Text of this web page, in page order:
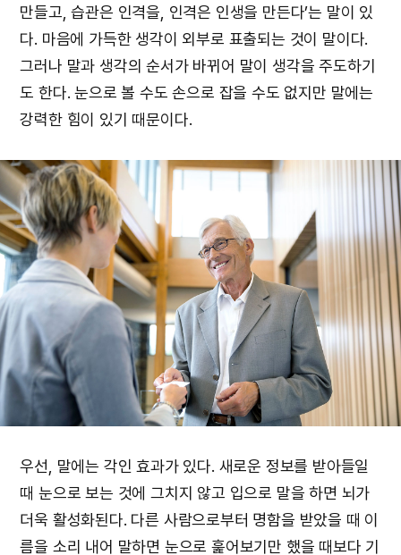
만들고, 습관은 인격을, 인격은 인생을 만든다’는 말이 있
다. 마음에 가득한 생각이 외부로 표출되는 것이 말이다.
그러나 말과 생각의 순서가 바뀌어 말이 생각을 주도하기
도 한다. 눈으로 볼 수도 손으로 잡을 수도 없지만 말에는
강력한 힘이 있기 때문이다.
우선, 말에는 각인 효과가 있다. 새로운 정보를 받아들일
때 눈으로 보는 것에 그치지 않고 입으로 말을 하면 뇌가
더욱 활성화된다. 다른 사람으로부터 명함을 받았을 때 이
름을 소리 내어 말하면 눈으로 훑어보기만 했을 때보다 기